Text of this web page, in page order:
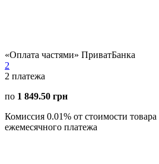
«Оплата частями» ПриватБанка
2
2 платежа
по 1 849.50 грн
Комиссия 0.01% от стоимости
ежемесячного платежа